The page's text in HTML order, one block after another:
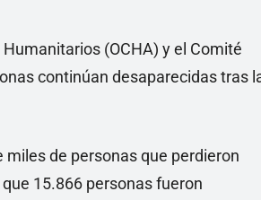
(OCHA) y el Comité
continúan desaparecidas tras
de personas que perdieron
15.866 personas fueron